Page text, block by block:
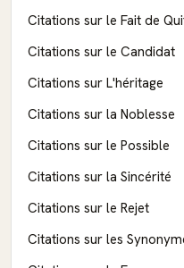
Citations sur le Fait de
Citations sur le Candidat
Citations sur L'héritage
Citations sur la Noblesse
Citations sur le Possible
Citations sur la Sincérité
Citations sur le Rejet
Citations sur les